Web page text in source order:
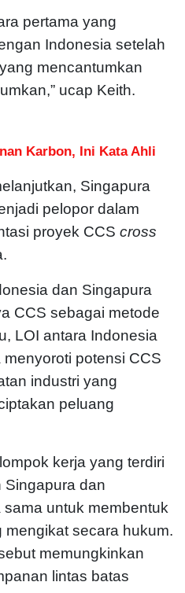
pertama yang
Indonesia setelah
mencantumkan
ucap Keith.
Karbon, Ini Kata Ahli
Singapura
pelopor dalam
proyek CCS cross
dan Singapura
CCS sebagai metode
LOI antara Indonesia
potensi CCS
industri yang
peluang
kerja yang terdiri
Singapura dan
untuk membentuk
mengikat secara hukum.
memungkinkan
lintas batas